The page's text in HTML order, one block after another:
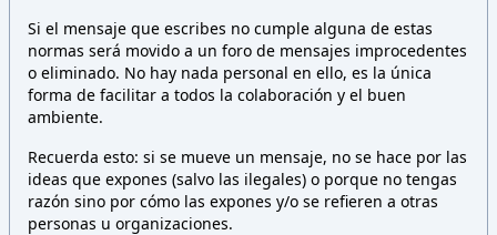
Si el mensaje que escribes no cumple alguna de estas
normas será movido a un foro de mensajes improcedentes
o eliminado. No hay nada personal en ello, es la única
forma de facilitar a todos la colaboración y el buen
ambiente.
Recuerda esto: si se mueve un mensaje, no se hace por las
ideas que expones (salvo las ilegales) o porque no tengas
razón sino por cómo las expones y/o se refieren a otras
personas u organizaciones.